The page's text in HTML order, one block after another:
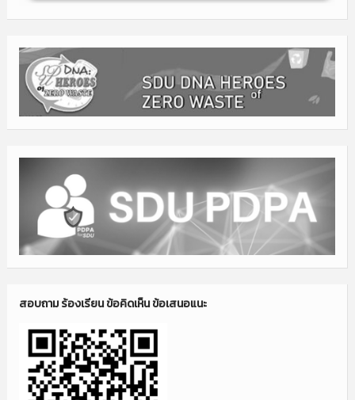
สอบถาม ร้องเรียน ข้อคิดเห็น ข้อเสนอแนะ